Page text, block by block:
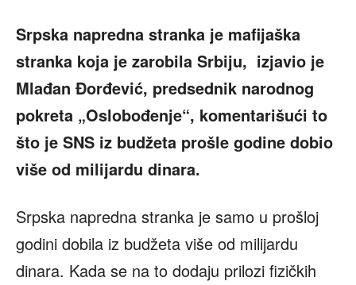
Srpska napredna stranka je mafijaška
stranka koja je zarobila Srbiju, izjavio je
Mlađan Đorđević, predsednik narodnog
pokreta „Oslobođenje“, komentarišući to
što je SNS iz budžeta prošle godine dobio
više od milijardu dinara.
Srpska napredna stranka je samo u prošloj
godini dobila iz budžeta više od milijardu
dinara. Kada se na to dodaju prilozi fizičkih